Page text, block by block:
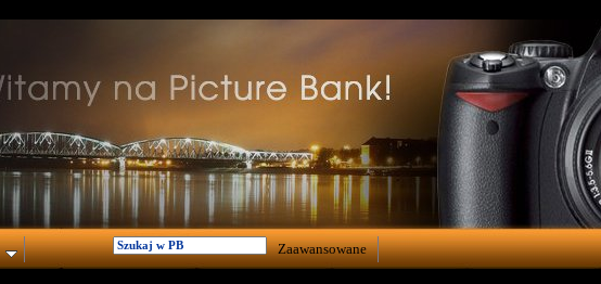
Zaawansowane